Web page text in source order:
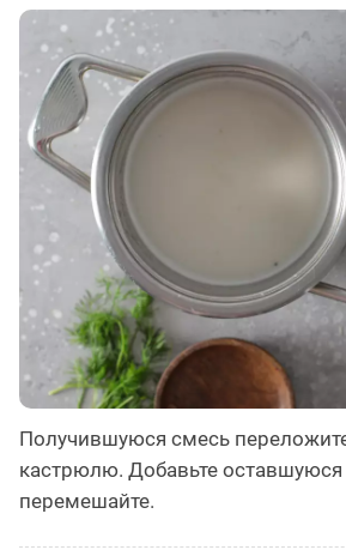
Получившуюся смесь
кастрюлю. Добавьте оставшуюся
перемешайте.